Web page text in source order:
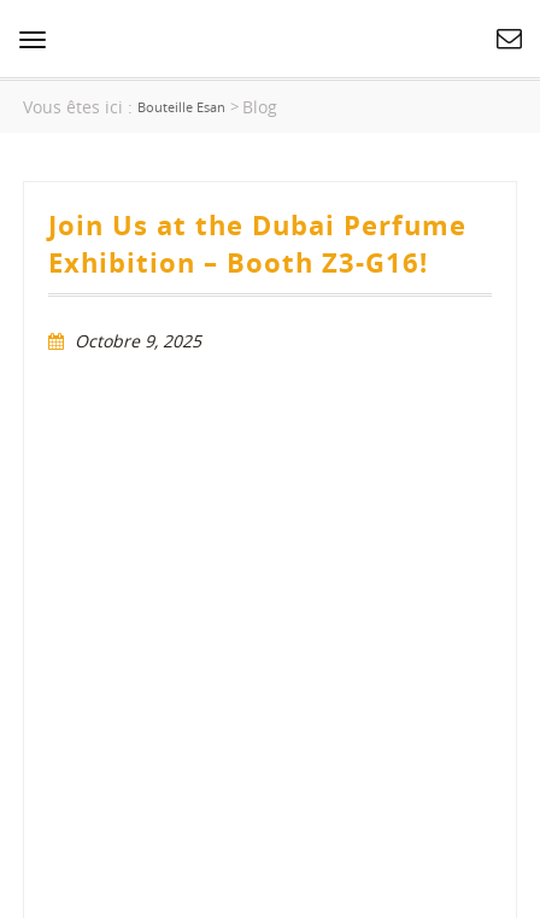
Basculer
la
navigation
Vous êtes ici : Bouteille Esan > Blog
Join Us at the Dubai Perfume
Exhibition – Booth Z3-G16!
Octobre 9, 2025